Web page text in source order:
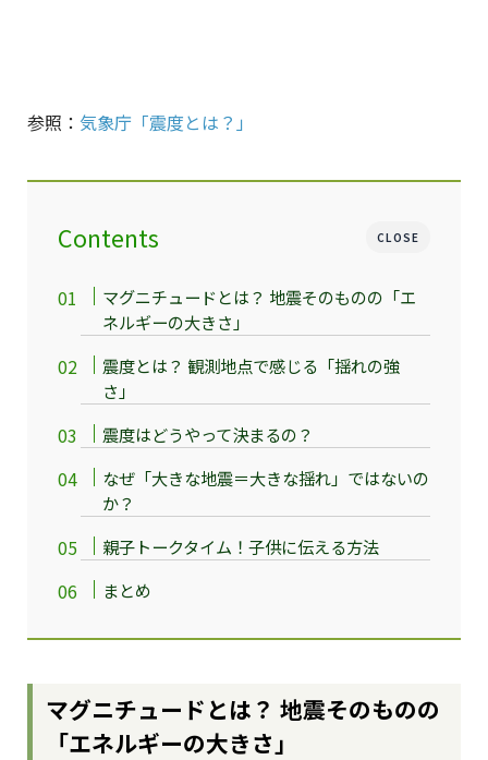
参照： 気象庁「震度とは？」
CLOSE
Contents
マグニチュードとは？ 地震そのものの「エ
ネルギーの大きさ」
震度とは？ 観測地点で感じる「揺れの強
さ」
震度はどうやって決まるの？
なぜ「大きな地震＝大きな揺れ」ではないの
か？
親子トークタイム！子供に伝える方法
まとめ
マグニチュードとは？ 地震そのものの
「エネルギーの大きさ」